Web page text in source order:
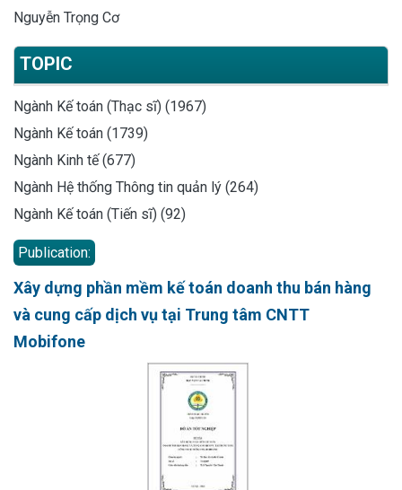
Nguyễn Trọng Cơ
TOPIC
Ngành Kế toán (Thạc sĩ) (1967)
Ngành Kế toán (1739)
Ngành Kinh tế (677)
Ngành Hệ thống Thông tin quản lý (264)
Ngành Kế toán (Tiến sĩ) (92)
Publication:
Xây dựng phần mềm kế toán doanh thu bán hàng
và cung cấp dịch vụ tại Trung tâm CNTT
Mobifone